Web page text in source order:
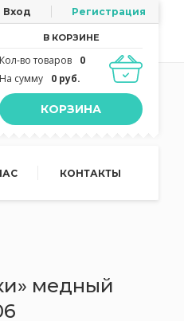
Вход Регистрация
В КОРЗИНЕ
Кол-во товаров
0
На сумму
0 руб.
КОРЗИНА
КОНТАКТЫ
медный